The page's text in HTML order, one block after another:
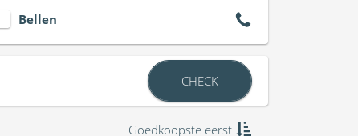
Bellen
CHECK
Goedkoopste eerst